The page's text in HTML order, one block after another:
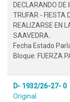
DECLARANDO DE
TRUFAR - FIESTA
REALIZARSE EN
SAAVEDRA..
Fecha Estado
Bloque: FUERZA
D- 1932/26-27- 0
Original